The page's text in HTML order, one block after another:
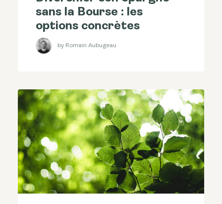
sans la Bourse : les
options concrètes
by Romain Aubugeau